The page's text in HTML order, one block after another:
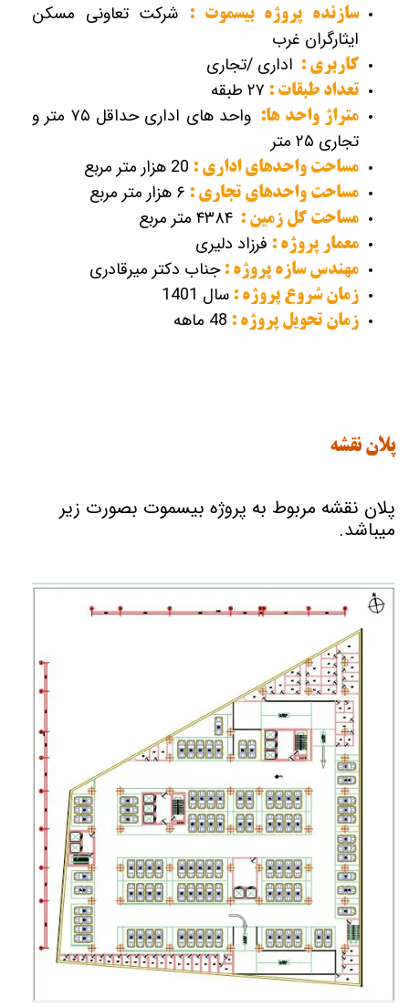
سازنده پروژه بیسموت :
شرکت تعاونی مسکن
ایثارگران غرب
کاربری : اداری /تجاری
تعداد طبقات : ۲۷ طبقه
متراژ واحد ها:
واحد های اداری حداقل ۷۵ متر و
تجاری ۲۵ متر
مساحت واحدهای اداری : 20 هزار متر مربع
مساحت واحدهای تجاری : ۶ هزار متر مربع
مساحت کل زمین : ۴۳۸۴ متر مربع
معمار پروژه : فرزاد دلیری
مهندس سازه پروژه :جناب دکتر میرقادری
زمان شروع پروژه : سال 1401
زمان تحویل پروژه : 48 ماهه
پلان نقشه
پلان نقشه مربوط به پروژه بیسموت بصورت زیر
میباشد.